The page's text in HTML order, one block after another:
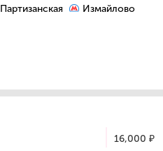
Партизанская
Измайлово
16,000 ₽